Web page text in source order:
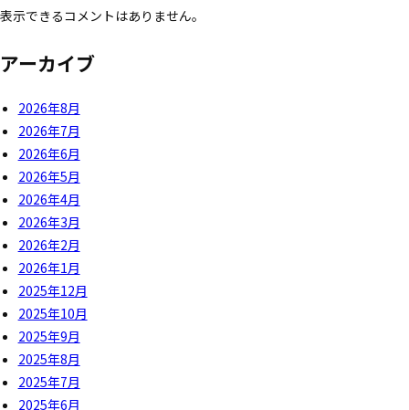
表示できるコメントはありません。
アーカイブ
2026年8月
2026年7月
2026年6月
2026年5月
2026年4月
2026年3月
2026年2月
2026年1月
2025年12月
2025年10月
2025年9月
2025年8月
2025年7月
2025年6月